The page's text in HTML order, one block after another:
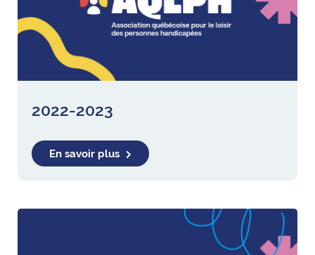
2022-2023
En savoir plus